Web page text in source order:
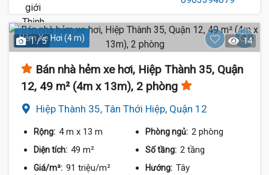
Hẻm Xe Hơi (4 m)
1 / 5 14
Bán nhà hẻm xe hơi, Hiệp Thành 35, Quận
12, 49 m² (4m x 13m), 2 phòng
Hiệp Thành 35, Tân Thới Hiệp, Quận 12
Rộng: 4 m x 13 m Phòng ngủ: 2 phòng
Diện tích: 49 m² Số tầng: 2 tầng
Giá/m²: 91 triệu/m² Hướng: Tây